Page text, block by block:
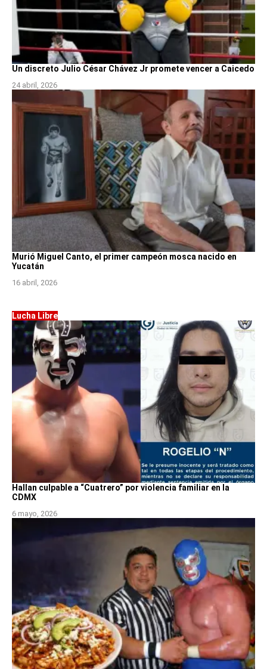
Un discreto Julio César Chávez Jr promete vencer a Caicedo
24 abril, 2026
Murió Miguel Canto, el primer campeón mosca nacido en
Yucatán
16 abril, 2026
Lucha Libre
Hallan culpable a “Cuatrero” por violencia familiar en la
CDMX
6 mayo, 2026